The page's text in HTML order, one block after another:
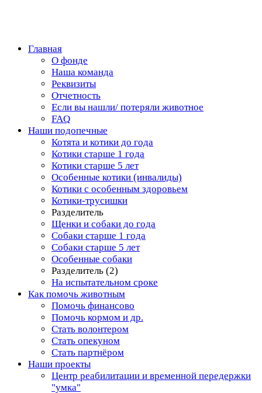
Главная
О фонде
Наша команда
Реквизиты
Отчетность
Если вы нашли/ потеряли животное
FAQ
Наши подопечные
Котята и котики до года
Котики старше 1 года
Котики старше 5 лет
Особенные котики (инвалиды)
Котики с особенным здоровьем
Котики-трусишки
Разделитель
Щенки и собаки до года
Собаки старше 1 года
Собаки старше 5 лет
Особенные собаки
Разделитель (2)
На испытательном сроке
Как помочь животным
Помочь финансово
Помочь кормом и др.
Стать волонтером
Стать опекуном
Стать партнёром
Наши проекты
Центр реабилитации и временной передержки
"умка"